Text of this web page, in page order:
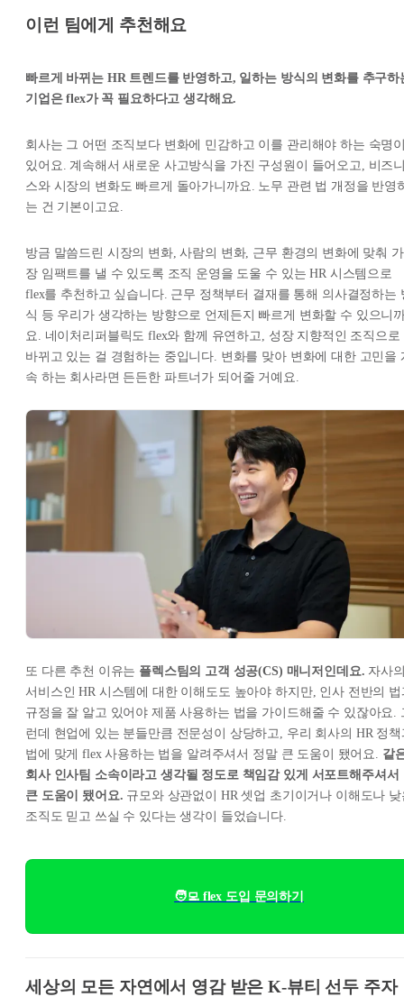
이런 팀에게 추천해요
빠르게 바뀌는 HR 트렌드를 반영하고, 일하는 방식의 변화를 추구하
기업은 flex가 꼭 필요하다고 생각해요.
회사는 그 어떤 조직보다 변화에 민감하고 이를 관리해야 하는 숙명
있어요. 계속해서 새로운 사고방식을 가진 구성원이 들어오고, 비즈
스와 시장의 변화도 빠르게 돌아가니까요. 노무 관련 법 개정을 반영
는 건 기본이고요.
방금 말씀드린 시장의 변화, 사람의 변화, 근무 환경의 변화에 맞춰 가
장 임팩트를 낼 수 있도록 조직 운영을 도울 수 있는 HR 시스템으로
flex를 추천하고 싶습니다. 근무 정책부터 결재를 통해 의사결정하는
식 등 우리가 생각하는 방향으로 언제든지 빠르게 변화할 수 있으니
요. 네이처리퍼블릭도 flex와 함께 유연하고, 성장 지향적인 조직으로
바뀌고 있는 걸 경험하는 중입니다. 변화를 맞아 변화에 대한 고민을
속 하는 회사라면 든든한 파트너가 되어줄 거예요.
또 다른 추천 이유는 플렉스팀의 고객 성공(CS) 매니저인데요. 자사
서비스인 HR 시스템에 대한 이해도도 높아야 하지만, 인사 전반의 법
규정을 잘 알고 있어야 제품 사용하는 법을 가이드해줄 수 있잖아요.
런데 현업에 있는 분들만큼 전문성이 상당하고, 우리 회사의 HR 정책
법에 맞게 flex 사용하는 법을 알려주셔서 정말 큰 도움이 됐어요. 같
회사 인사팀 소속이라고 생각될 정도로 책임감 있게 서포트해주셔서
큰 도움이 됐어요. 규모와 상관없이 HR 셋업 초기이거나 이해도나 낮
조직도 믿고 쓰실 수 있다는 생각이 들었습니다.
🧑‍💻 flex 도입 문의하기
세상의 모든 자연에서 영감 받은 K-뷰티 선두 주자